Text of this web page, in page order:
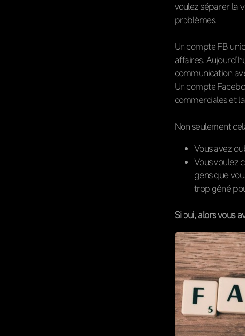
voulez séparer la
problèmes.
Un compte FB
affaires.
communication
Un compte
commerciales et
Non seulement
Vous avez
Vous voulez
gens que
trop gêné
Si oui, alors vous